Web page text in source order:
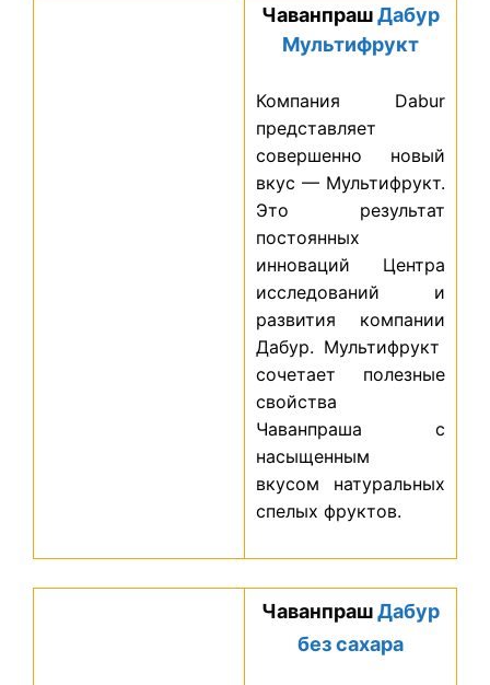
ЧаванпрашДабур
Мультифрукт
Компания Dabur
представляет
совершенно новый
вкус — Мультифрукт.
Это результат
постоянных
инноваций Центра
исследований и
развития компании
Дабур. Мультифрукт
сочетает полезные
свойства
Чаванпраша с
насыщенным
вкусом натуральных
спелых фруктов.
ЧаванпрашДабур
без сахара